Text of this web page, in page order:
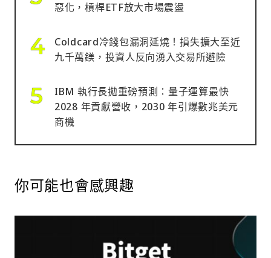
惡化，槓桿ETF放大市場震盪
Coldcard冷錢包漏洞延燒！損失擴大至近
九千萬鎂，投資人反向湧入交易所避險
IBM 執行長拋重磅預測：量子運算最快
2028 年貢獻營收，2030 年引爆數兆美元
商機
你可能也會感興趣